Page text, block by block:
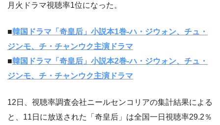
月火ドラマ視聴率1位になった。
■韓国ドラマ「奇皇后」小説本1巻-ハ・ジウォン、チュ・
ジンモ、チ・チャンウク主演ドラマ
■韓国ドラマ「奇皇后」小説本2巻-ハ・ジウォン、チュ・
ジンモ、チ・チャンウク主演ドラマ
12日、視聴率調査会社ニールセンコリアの集計結果による
と、11日に放送された「奇皇后」は全国一日視聴率29.2％